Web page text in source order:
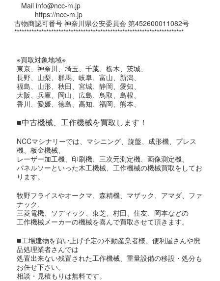
Mail info@ncc-m.jp
https://ncc-m.jp
古物商認可番号 神奈川県公安委員会 第452600011082号
*********************************************************************
※買取対象地域※
東京、神奈川、埼玉、千葉、栃木、茨城、
長野、山梨、群馬、岐阜、富山、新潟、
福島、山形、秋田、宮城、静岡、愛知、
大阪、兵庫、岡山、広島、鳥取、島根、
香川、愛媛、徳島、高知、福岡、熊本、
■中古機械、工作機械を買取します！
NCCマシナリーでは、マシニング、旋盤、成形機、プレス
機、板金機械、
レーザー加工機、印刷機、三次元測定機、画像測定機、
パネルソーといった木工機械、工作機械の機械買取をしてお
ります。
牧野フライスやオークマ、森精機、マザック、アマダ、ファ
ナック、
三菱電機、ソディック、東芝、村田、住友、岡本などの
工作機械メーカーの機械を喜んで買取させて頂きます。
■工場建物を買い上げ予定の不動産業者様、便利屋さんや廃
品処理業者さんでは
処置出来ない残置された工作機械、重量設備の移設・処分も
お任せ下さい。
相談・見積もりは無料です。